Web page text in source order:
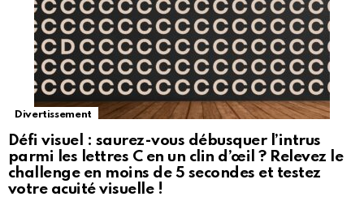
Divertissement
Défi visuel : saurez-vous débusquer l’intrus
parmi les lettres C en un clin d’œil ? Relevez le
challenge en moins de 5 secondes et testez
votre acuité visuelle !